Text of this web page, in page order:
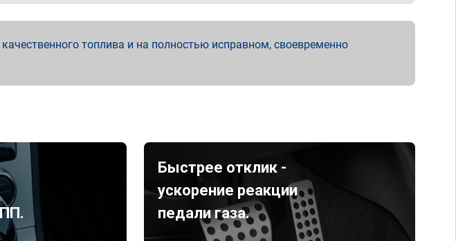
топлива и на полностью исправном, своевременно
Быстрее отклик -
ускорение реакции
педали газа.